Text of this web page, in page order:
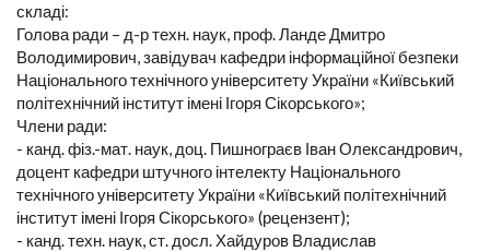
складі:
Голова ради – д-р техн. наук, проф. Ланде Дмитро
Володимирович, завідувач кафедри інформаційної безпеки
Національного технічного університету України «Київський
політехнічний інститут імені Ігоря Сікорського»;
Члени ради:
- канд. фіз.-мат. наук, доц. Пишнограєв Іван Олександрович,
доцент кафедри штучного інтелекту Національного
технічного університету України «Київський політехнічний
інститут імені Ігоря Сікорського» (рецензент);
- канд. техн. наук, ст. досл. Хайдуров Владислав